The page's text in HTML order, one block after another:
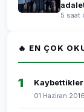
5 saat
🔥 EN ÇOK
1 Kaybettikleri
01 Haziran 2016